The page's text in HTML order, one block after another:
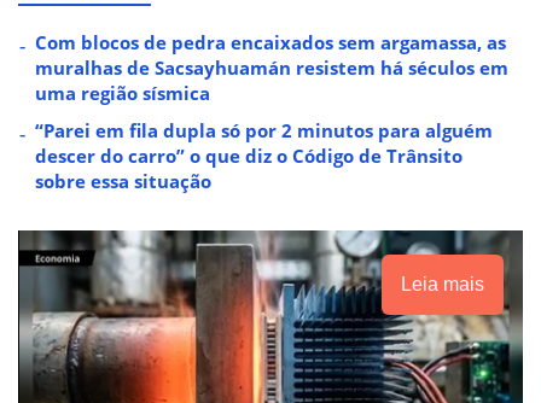
Com blocos de pedra encaixados sem argamassa, as
muralhas de Sacsayhuamán resistem há séculos em
uma região sísmica
“Parei em fila dupla só por 2 minutos para alguém
descer do carro” o que diz o Código de Trânsito
sobre essa situação
Leia mais